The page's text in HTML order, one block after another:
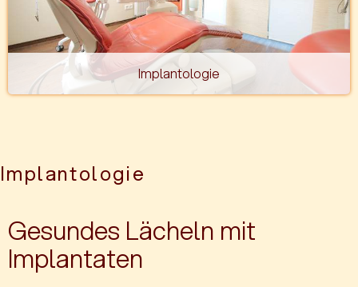
Implantologie
Implantologie
Gesundes Lächeln mit
Implantaten